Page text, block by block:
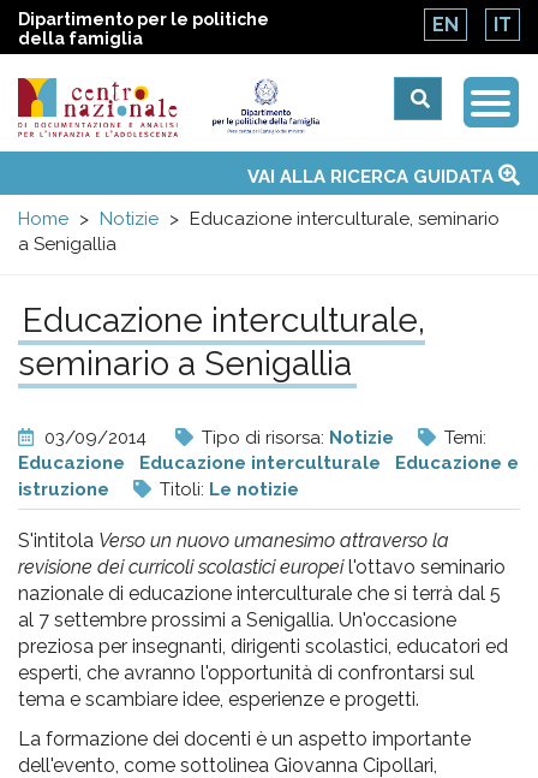
Dipartimento per le politiche
della famiglia
EN IT
Centro
nazionale
di
Documentazione
e
analisi
pr
l'infanzia
e
l'adolescenza
menu
Temi
Attività
Convenzione ONUVAI ALLA RICERCA GUIDATA
Home
Notizie
Educazione interculturale, seminario
a Senigallia
Educazione interculturale,
seminario a Senigallia
03/09/2014 Tipo di risorsa: Notizie
Temi:
Educazione
Educazione interculturale
Educazione e
istruzione
Titoli: Le notizie
S'intitola Verso un nuovo umanesimo attraverso la
revisione dei curricoli scolastici europeil'ottavo seminario
nazionale di educazione interculturale che si terrà dal 5
al 7 settembre prossimi a Senigallia. Un'occasione
preziosa per insegnanti, dirigenti scolastici, educatori ed
esperti, che avranno l'opportunità di confrontarsi sul
tema e scambiare idee, esperienze e progetti.
La formazione dei docenti è un aspetto importante
dell'evento, come sottolinea Giovanna Cipollari,